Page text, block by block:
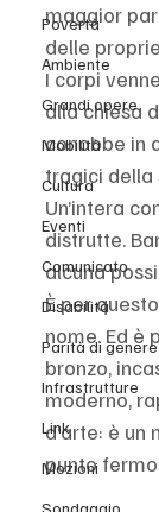
Povertà
Ambiente
Grandi opere
Mobilità
Cultura
Eventi
Comunicato
Disabilità
Parità di genere
Infrastrutture
Link
Mozioni
maggior
delle
I corpi
alla chiesa
conobbe in
tragici della
Un’intera
distrutte.
alcuna
È per
nome. Ed è
bronzo,
moderno,
d’arte: è un
punto